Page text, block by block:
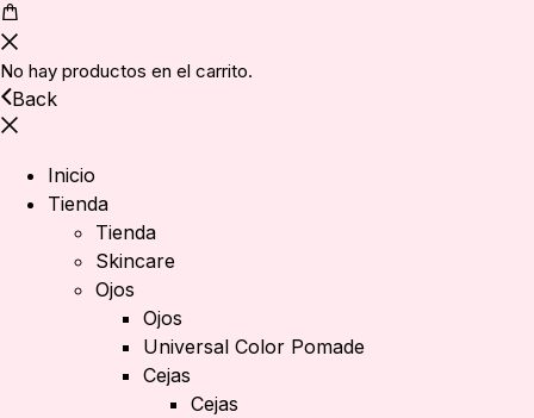
No hay productos en el carrito.
Back
Inicio
Tienda
Tienda
Skincare
Ojos
Ojos
Universal Color Pomade
Cejas
Cejas